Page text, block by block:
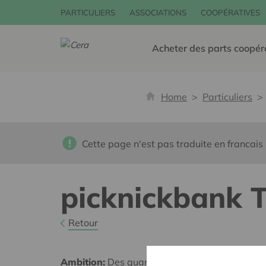
PARTICULIERS ASSOCIATIONS COOPÉRATIVES
Acheter des parts
Home Particuliers
Cette page n'est pas traduite en francais
picknickbank
Retour
Ambition: Des quartiers chaleureux et